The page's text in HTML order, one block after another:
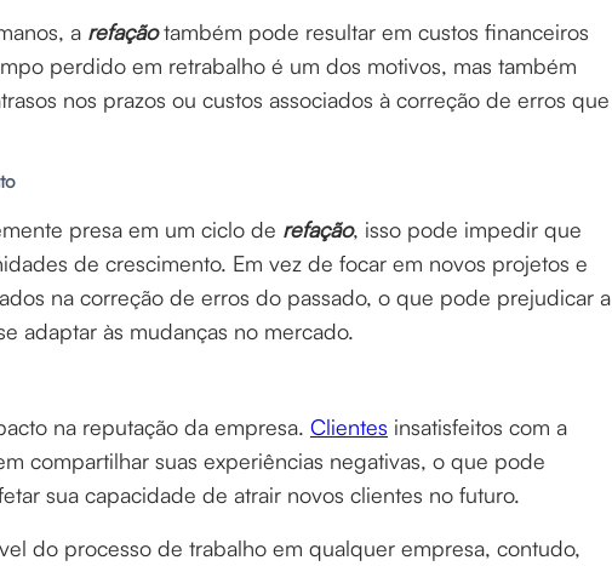
a refaçãotambém pode resultar em custos financeiros
perdido em retrabalho é um dos motivos, mas também
nos prazos ou custos associados à correção de erros que
presa em um ciclo de refação, isso pode impedir que
de crescimento. Em vez de focar em novos projetos e
na correção de erros do passado, o que pode prejudicar a
adaptar às mudanças no mercado.
na reputação da empresa. Clientes insatisfeitos com a
compartilhar suas experiências negativas, o que pode
sua capacidade de atrair novos clientes no futuro.
do processo de trabalho em qualquer empresa, contudo,